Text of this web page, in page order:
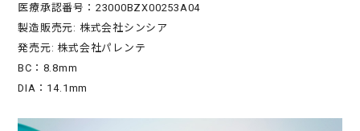
医療承認番号：23000BZX00253A04
製造販売元: 株式会社シンシア
発売元: 株式会社パレンテ
BC：8.8mm
DIA：14.1mm